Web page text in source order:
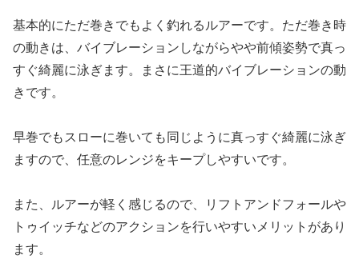
基本的にただ巻きでもよく釣れるルアーです。ただ巻き時
の動きは、バイブレーションしながらやや前傾姿勢で真っ
すぐ綺麗に泳ぎます。まさに王道的バイブレーションの動
きです。
早巻でもスローに巻いても同じように真っすぐ綺麗に泳ぎ
ますので、任意のレンジをキープしやすいです。
また、ルアーが軽く感じるので、リフトアンドフォールや
トゥイッチなどのアクションを行いやすいメリットがあり
ます。